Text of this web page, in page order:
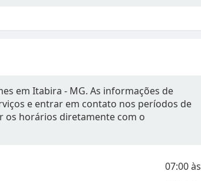
em Itabira - MG. As informações de
e entrar em contato nos períodos de
os horários diretamente com o
07:00às